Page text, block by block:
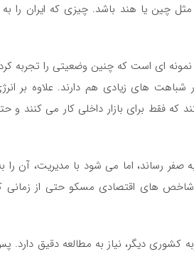
مثل چین یا هند باشد. چیزی که ایران را
نمونه ای است که چنین وضعیتی را تجربه
های زیادی هم دارند. علاوه بر
فقط برای بازار داخلی کار می کنند و
رساند، اما می شود با مدیریت، آن را
شاخص های اقتصادی مسکو حتی از
کشوری دیگر، نیاز به مطالعه دقیق